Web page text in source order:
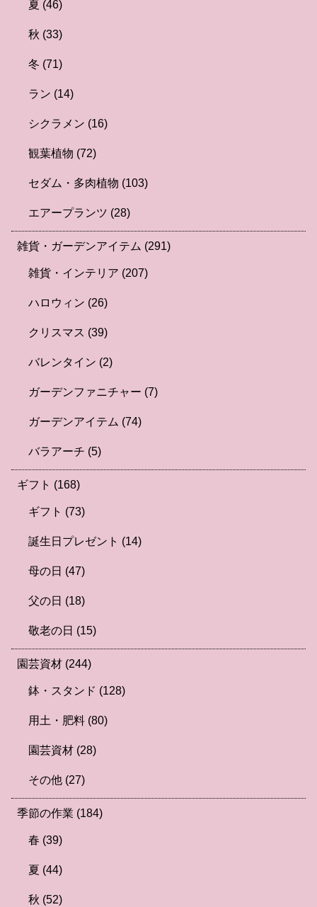
夏 (46)
秋 (33)
冬 (71)
ラン (14)
シクラメン (16)
観葉植物 (72)
セダム・多肉植物 (103)
エアープランツ (28)
雑貨・ガーデンアイテム (291)
雑貨・インテリア (207)
ハロウィン (26)
クリスマス (39)
バレンタイン (2)
ガーデンファニチャー (7)
ガーデンアイテム (74)
バラアーチ (5)
ギフト (168)
ギフト (73)
誕生日プレゼント (14)
母の日 (47)
父の日 (18)
敬老の日 (15)
園芸資材 (244)
鉢・スタンド (128)
用土・肥料 (80)
園芸資材 (28)
その他 (27)
季節の作業 (184)
春 (39)
夏 (44)
秋 (52)